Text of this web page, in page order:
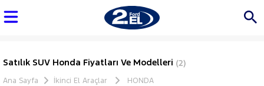
Satılık SUV Honda Fiyatları Ve Modelleri (2)
Ana Sayfa İkinci El Araçlar HONDA